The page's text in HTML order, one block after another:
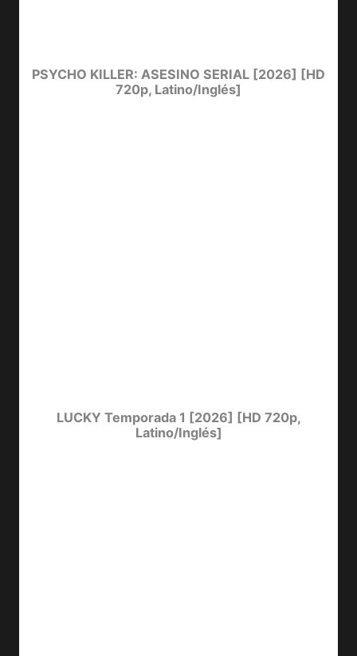
PSYCHO KILLER: ASESINO SERIAL [2026] [HD
720p, Latino/Inglés]
LUCKY Temporada 1 [2026] [HD 720p,
Latino/Inglés]